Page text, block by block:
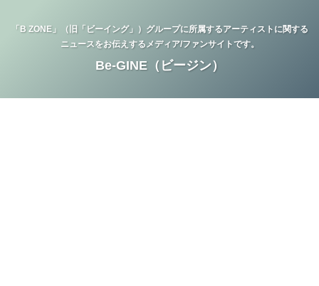
「B ZONE」（旧「ビーイング」）グループに所属するアーティストに関する
ニュースをお伝えするメディア/ファンサイトです。
Be-GINE（ビージン）